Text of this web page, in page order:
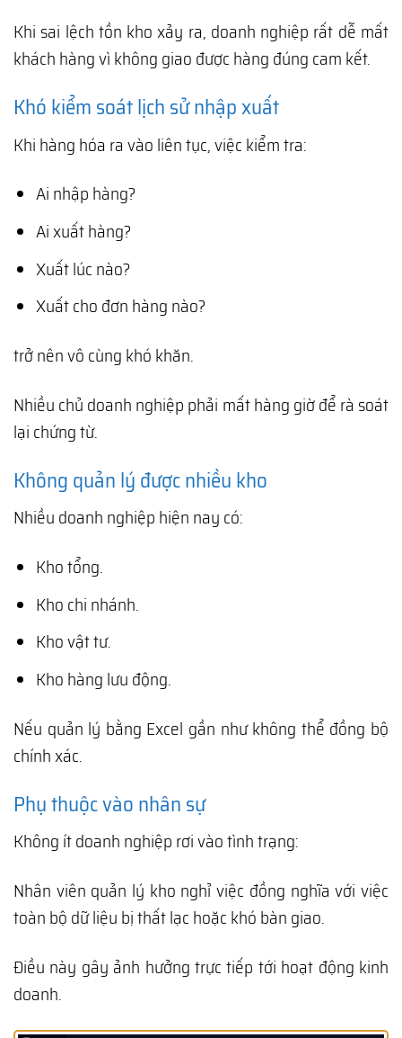
Khi sai lệch tồn kho xảy ra, doanh nghiệp rất dễ mất
khách hàng vì không giao được hàng đúng cam kết.
Khó kiểm soát lịch sử nhập xuất
Khi hàng hóa ra vào liên tục, việc kiểm tra:
Ai nhập hàng?
Ai xuất hàng?
Xuất lúc nào?
Xuất cho đơn hàng nào?
trở nên vô cùng khó khăn.
Nhiều chủ doanh nghiệp phải mất hàng giờ để rà soát
lại chứng từ.
Không quản lý được nhiều kho
Nhiều doanh nghiệp hiện nay có:
Kho tổng.
Kho chi nhánh.
Kho vật tư.
Kho hàng lưu động.
Nếu quản lý bằng Excel gần như không thể đồng bộ
chính xác.
Phụ thuộc vào nhân sự
Không ít doanh nghiệp rơi vào tình trạng:
Nhân viên quản lý kho nghỉ việc đồng nghĩa với việc
toàn bộ dữ liệu bị thất lạc hoặc khó bàn giao.
Điều này gây ảnh hưởng trực tiếp tới hoạt động kinh
doanh.